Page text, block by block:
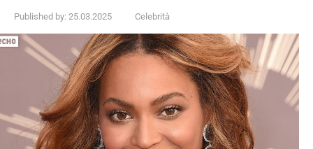
Published by: 25.03.2025 Celebrità